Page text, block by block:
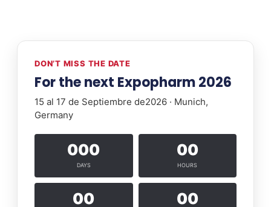
DON’T MISS THE DATE
For the next Expopharm 2026
15 al 17 de Septiembre de2026 · Munich,
Germany
000
DAYS
00
HOURS
00 00